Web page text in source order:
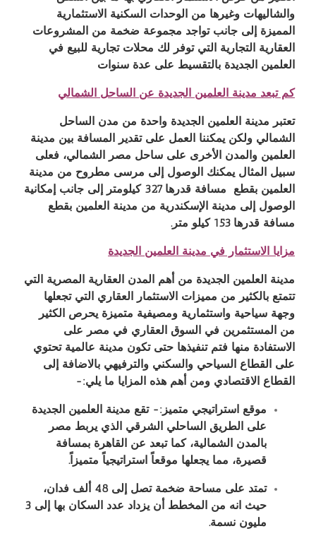
والشاليهات وغيرها من الوحدات السكنية الاستثمارية
المميزة إلى جانب تواجد مجموعة ضخمة من المشروعات
العقارية التجارية التي توفر لك محلات تجارية للبيع في
العلمين الجديدة بالتقسيط على عدة سنوات
كم تبعد مدينة العلمين الجديدة عن الساحل الشمالي
تعتبر مدينة العلمين الجديدة واحدة من مدن الساحل
الشمالي ولكن يمكننا العمل على تقدير المسافة بين مدينة
العلمين والمدن الأخرى على ساحل مصر الشمالي، فعلى
سبيل المثال يمكنك الوصول إلى مرسى مطروح من مدينة
العلمين بقطع مسافة قدرها 327 كيلومتر إلى جانب إمكانية
الوصول إلى مدينة الإسكندرية من مدينة العلمين بقطع
مسافة قدرها 153 كيلو متر
.
مزايا الاستثمار في مدينة العلمين الجديدة
مدينة العلمين الجديدة من أهم المدن العقارية المصرية التي
تتمتع بالكثير من مميزات الاستثمار العقاري التي تجعلها
وجهة سياحية واستثمارية ومصيفية متميزة يحرص الكثير
من المستثمرين في السوق العقاري في مصر على
الاستفادة منها فتم تنفيذها حتى تكون مدينة عالمية تحتوي
على القطاع السياحي والسكني والترفيهي بالاضافة إلى
القطاع الاقتصادي ومن أهم هذه المزايا ما يلي:-
موقع استراتيجي متميز:- تقع مدينة العلمين الجديدة
على الطريق الساحلي الشرقي الذي يربط مصر
بالمدن الشمالية، كما تبعد عن القاهرة بمسافة
قصيرة، مما يجعلها موقعاً استراتيجياً متميزاً.
تمتد على مساحة ضخمة تصل إلى 48 ألف فدان،
حيث انه من المخطط أن يزداد عدد السكان بها إلى 3
مليون نسمة.